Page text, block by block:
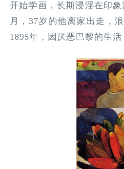
开始学画，长期浸淫在印
月，37岁的他离家出走，
1895年，因厌恶巴黎的生活